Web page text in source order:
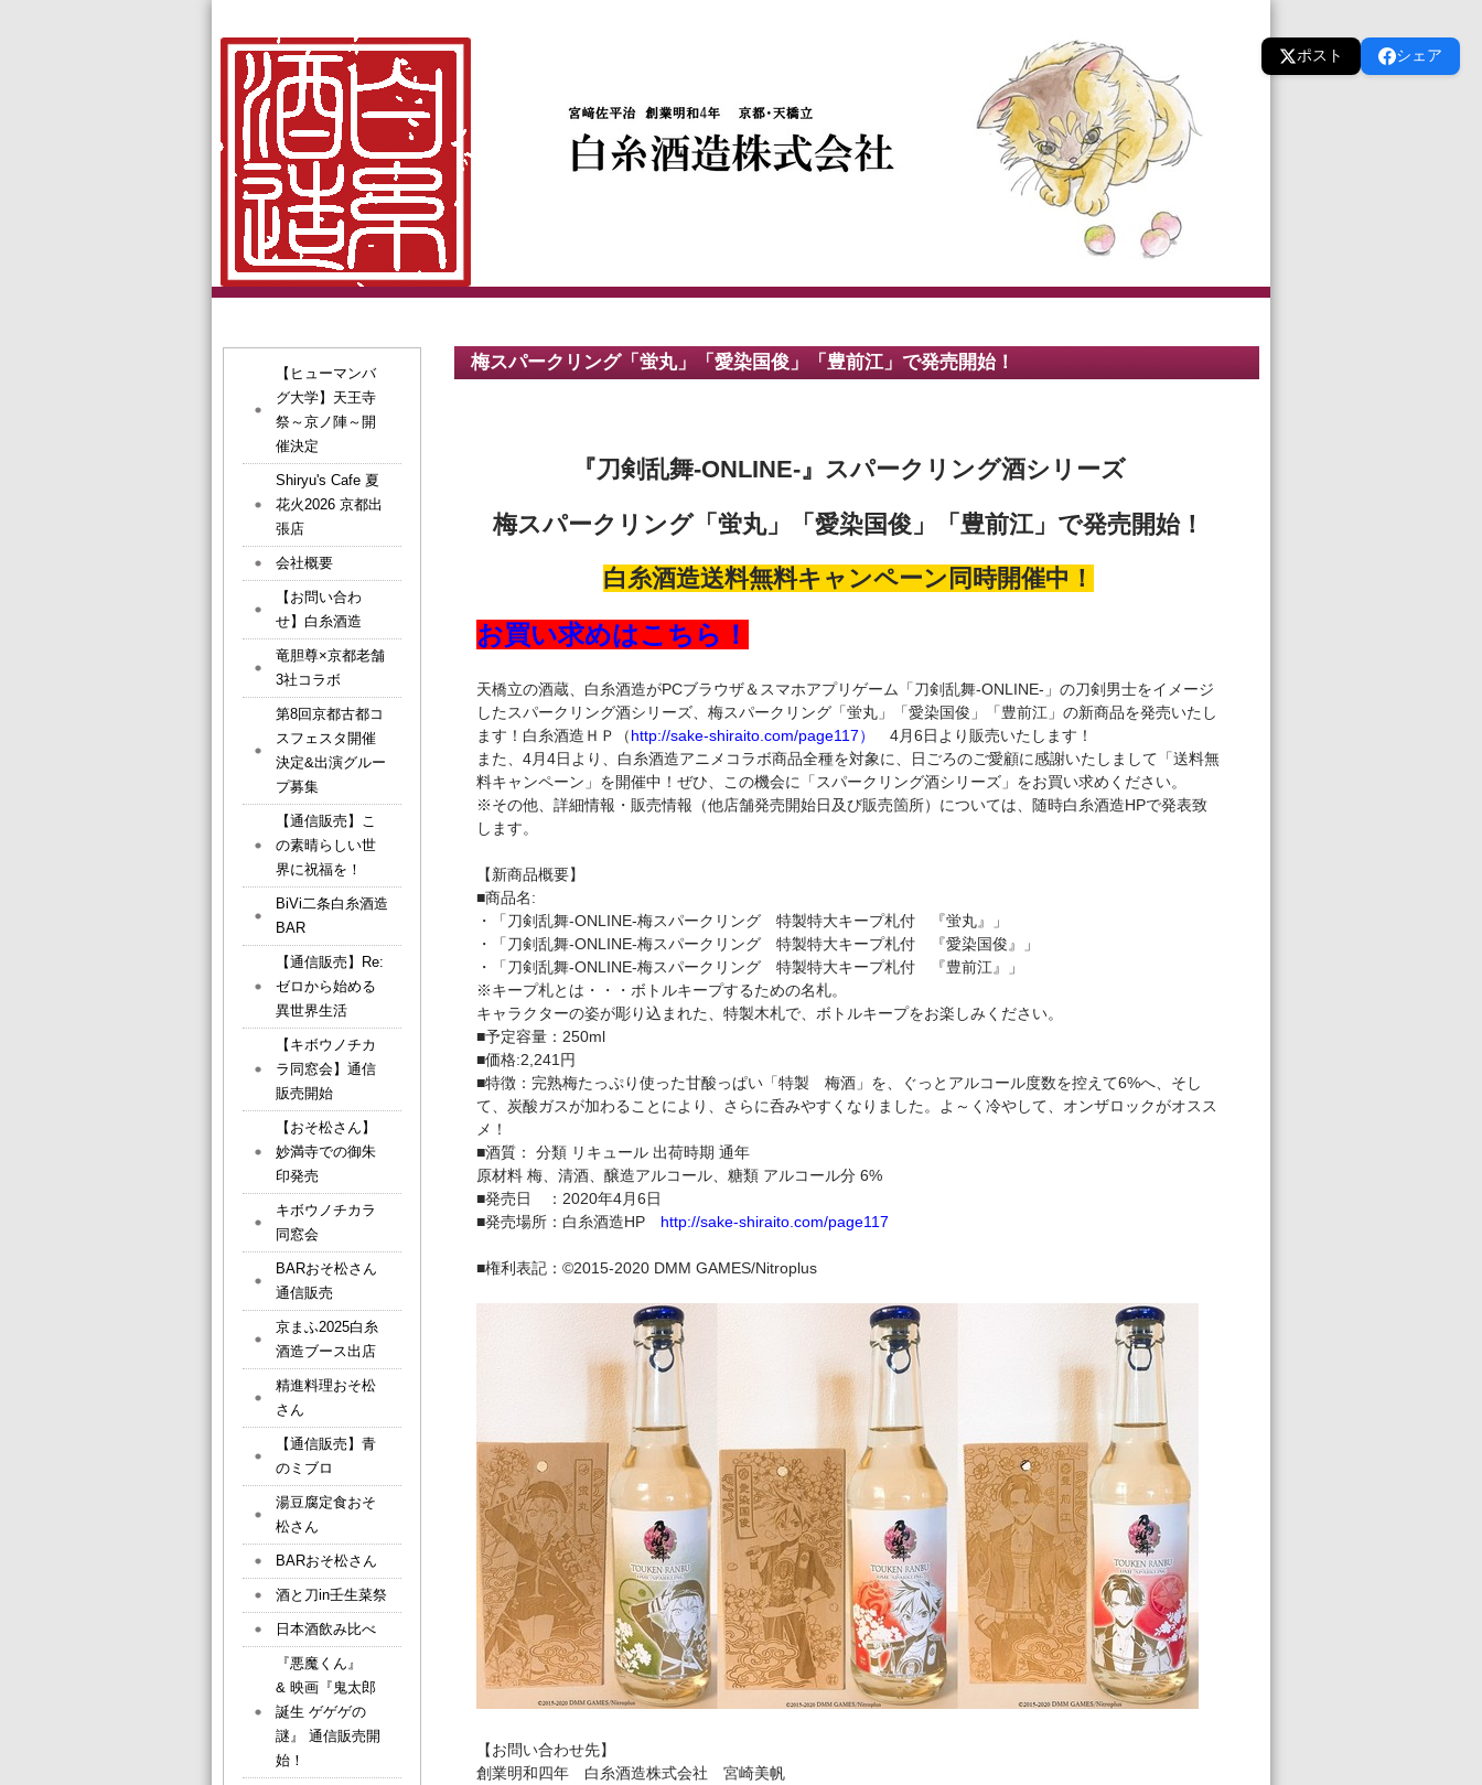
ポスト シェア
梅スパークリング「蛍丸」「愛染国俊」「豊前江」で発売開始！
『刀剣乱舞-ONLINE-』スパークリング酒シリーズ
梅スパークリング「蛍丸」「愛染国俊」「豊前江」で発売開始！
白糸酒造送料無料キャンペーン同時開催中！
お買い求めはこちら！
天橋立の酒蔵、白糸酒造がPCブラウザ＆スマホアプリゲーム「刀剣乱舞-ONLINE-」の刀剣男士をイメージ
したスパークリング酒シリーズ、梅スパークリング「蛍丸」「愛染国俊」「豊前江」の新商品を発売いたし
ます！白糸酒造ＨＰ（http://sake-shiraito.com/page117）
4月6日より販売いたします！
また、4月4日より、白糸酒造アニメコラボ商品全種を対象に、日ごろのご愛顧に感謝いたしまして「送料無
料キャンペーン」を開催中！ぜひ、この機会に「スパークリング酒シリーズ」をお買い求めください。
※その他、詳細情報・販売情報（他店舗発売開始日及び販売箇所）については、随時白糸酒造HPで発表致
します。
【新商品概要】
■商品名:
・「刀剣乱舞-ONLINE-梅スパークリング 特製特大キープ札付 『蛍丸』」
・「刀剣乱舞-ONLINE-梅スパークリング 特製特大キープ札付 『愛染国俊』」
・「刀剣乱舞-ONLINE-梅スパークリング 特製特大キープ札付 『豊前江』」
※キープ札とは・・・ボトルキープするための名札。
キャラクターの姿が彫り込まれた、特製木札で、ボトルキープをお楽しみください。
■予定容量：250ml
■価格:2,241円
■特徴：完熟梅たっぷり使った甘酸っぱい「特製 梅酒」を、ぐっとアルコール度数を控えて6%へ、そし
て、炭酸ガスが加わることにより、さらに呑みやすくなりました。よ～く冷やして、オンザロックがオスス
メ！
■酒質： 分類 リキュール 出荷時期 通年
原材料 梅、清酒、醸造アルコール、糖類 アルコール分 6%
■発売日 ：2020年4月6日
■発売場所：白糸酒造HP http://sake-shiraito.com/page117
■権利表記：©2015-2020 DMM GAMES/Nitroplus
【お問い合わせ先】
創業明和四年 白糸酒造株式会社 宮崎美帆
【ヒューマンバ
グ大学】天王寺
祭～京ノ陣～開
催決定
Shiryu's Cafe 夏
花火2026 京都出
張店
会社概要
【お問い合わ
せ】白糸酒造
竜胆尊×京都老舗
3社コラボ
第8回京都古都コ
スフェスタ開催
決定&出演グルー
プ募集
【通信販売】こ
の素晴らしい世
界に祝福を！
BiVi二条白糸酒造
BAR
【通信販売】Re:
ゼロから始める
異世界生活
【キボウノチカ
ラ同窓会】通信
販売開始
【おそ松さん】
妙満寺での御朱
印発売
キボウノチカラ
同窓会
BARおそ松さん
通信販売
京まふ2025白糸
酒造ブース出店
精進料理おそ松
さん
【通信販売】青
のミブロ
湯豆腐定食おそ
松さん
BARおそ松さん
酒と刀in壬生菜祭
日本酒飲み比べ
『悪魔くん』
& 映画『鬼太郎
誕生 ゲゲゲの
謎』 通信販売開
始！